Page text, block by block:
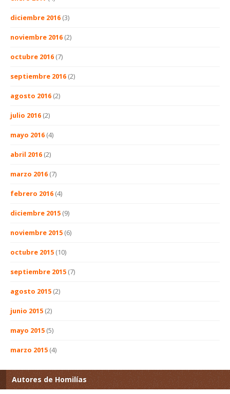
diciembre 2016 (3)
noviembre 2016 (2)
octubre 2016 (7)
septiembre 2016 (2)
agosto 2016 (2)
julio 2016 (2)
mayo 2016 (4)
abril 2016 (2)
marzo 2016 (7)
febrero 2016 (4)
diciembre 2015 (9)
noviembre 2015 (6)
octubre 2015 (10)
septiembre 2015 (7)
agosto 2015 (2)
junio 2015 (2)
mayo 2015 (5)
marzo 2015 (4)
Autores de Homilías